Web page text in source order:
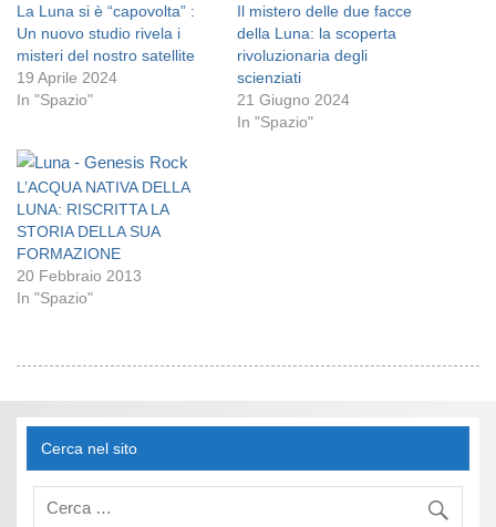
La Luna si è “capovolta” :
Un nuovo studio rivela i
misteri del nostro satellite
19 Aprile 2024
In "Spazio"
Il mistero delle due facce
della Luna: la scoperta
rivoluzionaria degli
scienziati
21 Giugno 2024
In "Spazio"
L’ACQUA NATIVA DELLA
LUNA: RISCRITTA LA
STORIA DELLA SUA
FORMAZIONE
20 Febbraio 2013
In "Spazio"
Cerca nel sito